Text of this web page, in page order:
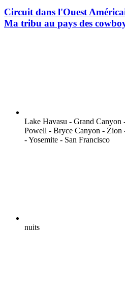
Circuit dans l'Ouest
Ma tribu au pays des
Lake Havasu - Grand
Powell - Bryce Canyon - Zion
- Yosemite - San Francisco
nuits